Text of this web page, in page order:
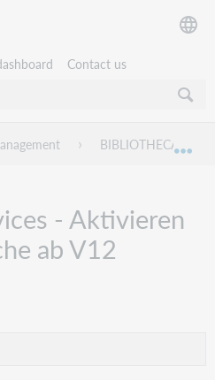
Contact us
hierarchy BIBLIOTHECA
- Aktivieren
ab V12